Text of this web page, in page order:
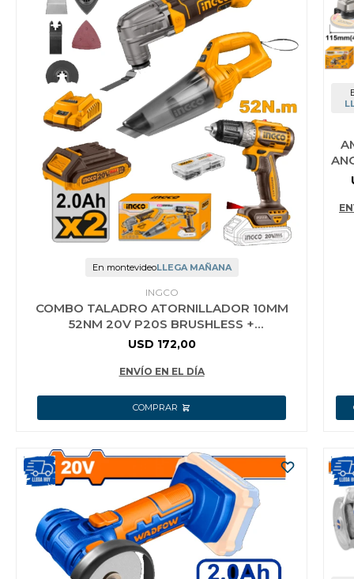
En montevideoLLEGA MAÑANA
INGCO
COMBO TALADRO ATORNILLADOR 10MM
52NM 20V P20S BRUSHLESS +
HERRAMIENTA MULTIFUNCI
USD 172,00
ENVÍO EN EL DÍA
A
+